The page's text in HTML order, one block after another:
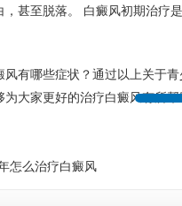
，甚至脱落。 白癜风初期治疗
风有哪些症状？通过以上关于
为大家更好的治疗白癜风有所
怎么治疗白癜风